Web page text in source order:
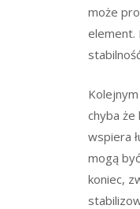
może
element.
chyba że
wspiera
mogą
koniec,